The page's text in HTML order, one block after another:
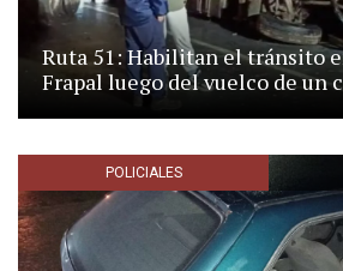
Ruta 51: Habilitan el tránsito
Frapal luego del vuelco de un
POLICIALES